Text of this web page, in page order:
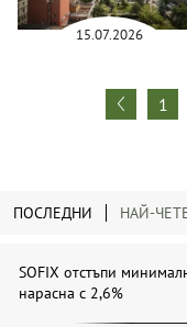
15.07.2026
1
ПОСЛЕДНИ НАЙ-
SOFIX отстъпи
нарасна с 2,6%